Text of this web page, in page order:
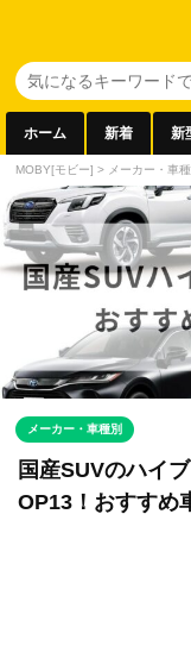
ホーム 新着 新
MOBY[モビー] > メーカー・車
メーカー・車種別
国産SUVのハイ
OP13！おすすめ